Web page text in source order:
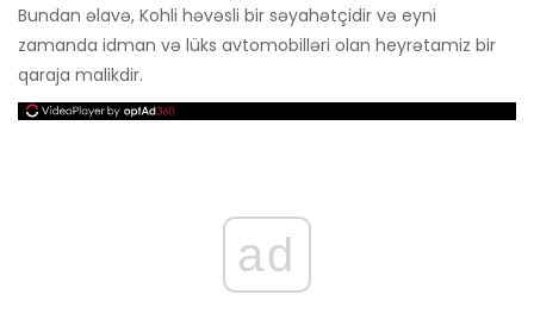
Bundan əlavə, Kohli həvəsli bir səyahətçidir və eyni
zamanda idman və lüks avtomobilləri olan heyrətamiz bir
qaraja malikdir.
ad